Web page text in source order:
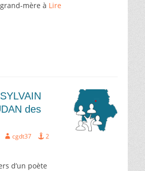
mère à Lire
des
Auteur
cgdt37
2
d’un poète